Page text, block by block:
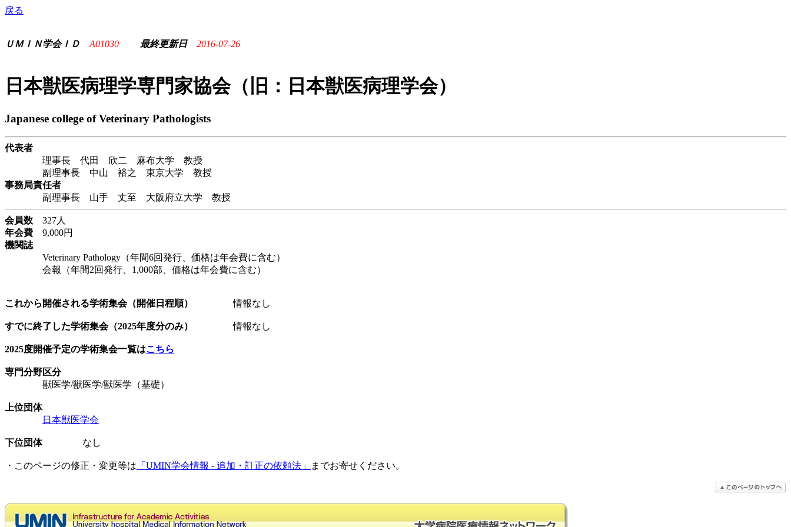
戻る
ＵＭＩＮ学会ＩＤ A01030 最終更新日 2016-07-26
日本獣医病理学専門家協会（旧：日本獣医病理学会）
Japanese college of Veterinary Pathologists
代表者
理事長 代田 欣二 麻布大学 教授
副理事長 中山 裕之 東京大学 教授
事務局責任者
副理事長 山手 丈至 大阪府立大学 教授
会員数 327人
年会費 9,000円
機関誌
Veterinary Pathology（年間6回発行、価格は年会費に含む）
会報（年間2回発行、1,000部、価格は年会費に含む）
これから開催される学術集会（開催日程順） 情報なし
すでに終了した学術集会（2025年度分のみ） 情報なし
2025度開催予定の学術集会一覧はこちら
専門分野区分
獣医学/獣医学/獣医学（基礎）
上位団体
日本獣医学会
下位団体なし
・このページの修正・変更等は 「UMIN学会情報 - 追加・訂正の依頼法」 までお寄せください。